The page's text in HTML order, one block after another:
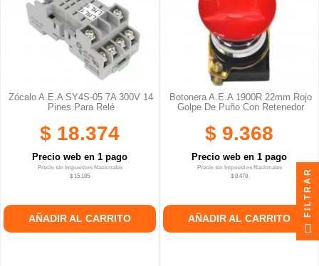
Zócalo A.E.A SY4S-05 7A 300V 14
Pines Para Relé
$ 18.374
Precio web en 1 pago
Precio sin Impuestos Nacionales
$ 15.185
AÑADIR AL CARRITO
Botonera A.E.A 1900R 22mm Rojo
Golpe De Puño Con Retenedor
$ 9.368
Precio web en 1 pago
Precio sin Impuestos Nacionales
$ 8.478
AÑADIR AL CARRITO
FILTRAR